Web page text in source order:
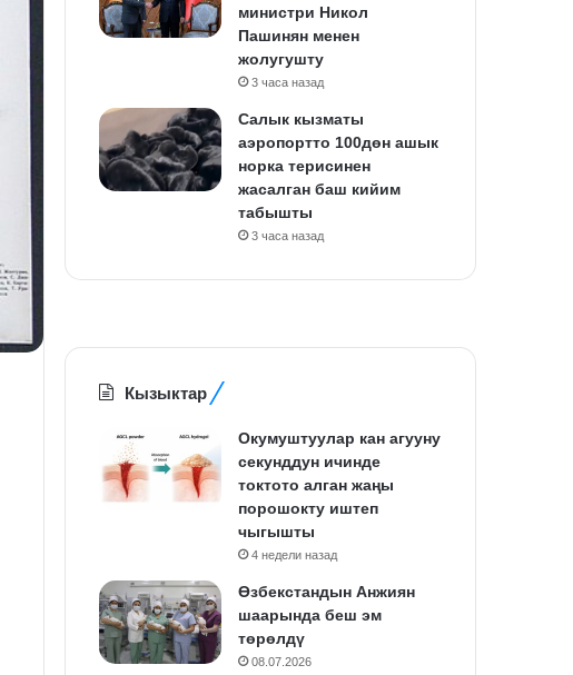
министри Никол
Пашинян менен
жолугушту
3 часа назад
Салык кызматы
аэропортто 100дөн ашык
норка терисинен
жасалган баш кийим
табышты
3 часа назад
Кызыктар
Окумуштуулар кан агууну
секунддун ичинде
токтото алган жаңы
порошокту иштеп
чыгышты
4 недели назад
Өзбекстандын Анжиян
шаарында беш эм
төрөлдү
08.07.2026